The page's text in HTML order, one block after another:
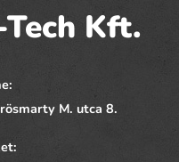
Kft.
M. utca 8.